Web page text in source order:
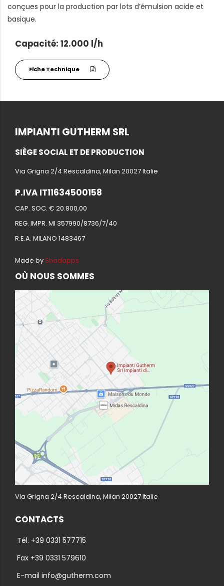
conçues pour la production par lots d’émulsion acide et
basique.
Capacité: 12.000 l/h
Fiche Technique
IMPIANTI GUTHERM SRL
SIÈGE SOCIAL ET DE PRODUCTION
Via Grigna 2/4 Rescaldina, Milan 20027 Italie
P.IVA IT11634500158
CAP. SOC. € 20.800,00
REG. IMPR. MI 357990/8736/7/40
R.E.A. MILANO 1483467
Made by Shadapps
OÙ NOUS SOMMES
Via Grigna 2/4 Rescaldina, Milan 20027 Italie
CONTACTS
Tél. +39 0331 577715
Fax +39 0331 579610
E-mail info@gutherm.com